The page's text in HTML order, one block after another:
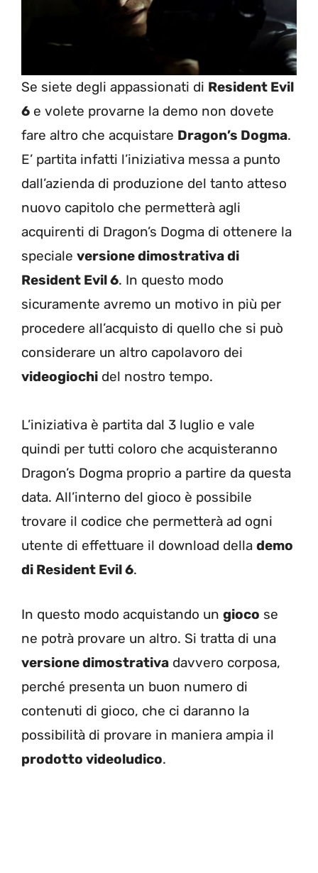
Se siete degli appassionati di Resident Evil
6 e volete provarne la demo non dovete
fare altro che acquistare Dragon’s Dogma.
E’ partita infatti l’iniziativa messa a punto
dall’azienda di produzione del tanto atteso
nuovo capitolo che permetterà agli
acquirenti di Dragon’s Dogma di ottenere la
speciale versione dimostrativa di
Resident Evil 6. In questo modo
sicuramente avremo un motivo in più per
procedere all’acquisto di quello che si può
considerare un altro capolavoro dei
videogiochi del nostro tempo.
L’iniziativa è partita dal 3 luglio e vale
quindi per tutti coloro che acquisteranno
Dragon’s Dogma proprio a partire da questa
data. All’interno del gioco è possibile
trovare il codice che permetterà ad ogni
utente di effettuare il download della demo
di Resident Evil 6.
In questo modo acquistando un gioco se
ne potrà provare un altro. Si tratta di una
versione dimostrativa davvero corposa,
perché presenta un buon numero di
contenuti di gioco, che ci daranno la
possibilità di provare in maniera ampia il
prodotto videoludico.